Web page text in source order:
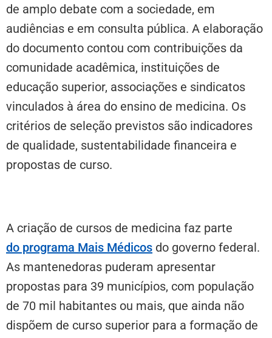
de amplo debate com a sociedade, em
audiências e em consulta pública. A elaboração
do documento contou com contribuições da
comunidade acadêmica, instituições de
educação superior, associações e sindicatos
vinculados à área do ensino de medicina. Os
critérios de seleção previstos são indicadores
de qualidade, sustentabilidade financeira e
propostas de curso.
A criação de cursos de medicina faz parte
do programa Mais Médicos do governo federal.
As mantenedoras puderam apresentar
propostas para 39 municípios, com população
de 70 mil habitantes ou mais, que ainda não
dispõem de curso superior para a formação de